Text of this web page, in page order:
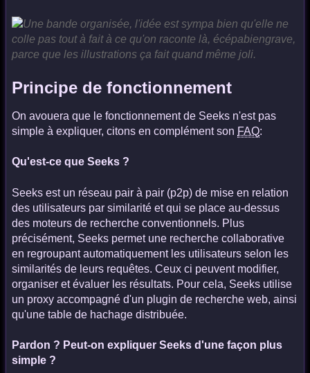
Principe de fonctionnement
On avouera que le fonctionnement de Seeks n'est pas
simple à expliquer, citons en complément son FAQ:
Qu'est-ce que Seeks ?
Seeks est un réseau pair à pair (p2p) de mise en relation
des utilisateurs par similarité et qui se place au-dessus
des moteurs de recherche conventionnels. Plus
précisément, Seeks permet une recherche collaborative
en regroupant automatiquement les utilisateurs selon les
similarités de leurs requêtes. Ceux ci peuvent modifier,
organiser et évaluer les résultats. Pour cela, Seeks utilise
un proxy accompagné d'un plugin de recherche web, ainsi
qu'une table de hachage distribuée.
Pardon ? Peut-on expliquer Seeks d'une façon plus
simple ?